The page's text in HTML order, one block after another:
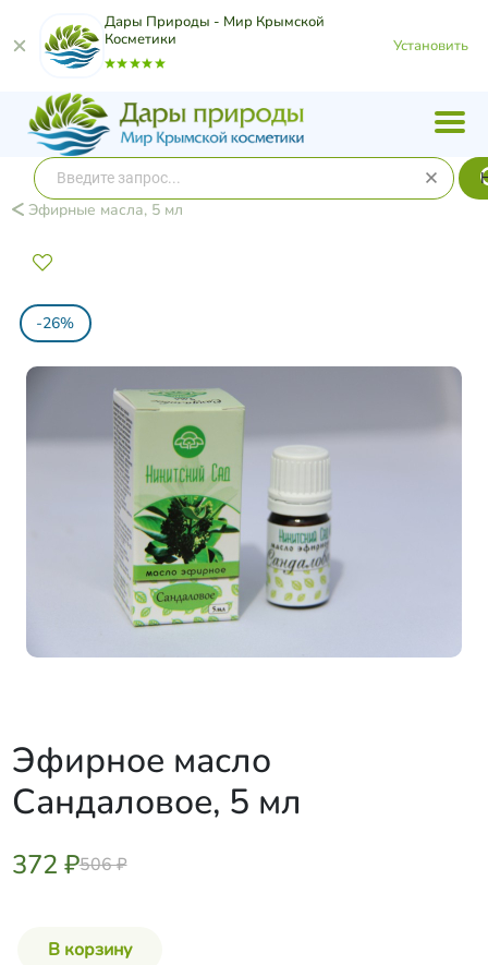
Дары Природы - Мир Крымской
Косметики
Установить
Эфирные масла, 5 мл
-26%
Эфирное масло
Сандаловое, 5 мл
372 ₽506 ₽